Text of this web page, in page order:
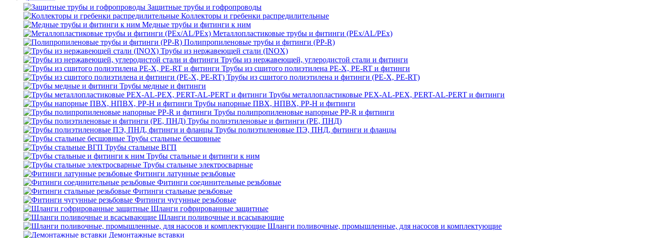
Защитные трубы и гофропроводы
Коллекторы и гребенки распредилительные
Медные трубы и фитинги к ним
Металлопластиковые трубы и фитинги (PEx/AL/PEx)
Полипропиленовые трубы и фитинги (PP-R)
Трубы из нержавеющей стали (INOX)
Трубы из нержавеющей, углеродистой стали и фитинги
Трубы из сшитого полиэтилена PE-X, PE-RT и фитинги
Трубы из сшитого полиэтилена и фитинги (PE-X, PE-RT)
Трубы медные и фитинги
Трубы металлопластиковые PEX-AL-PEX, PERT-AL-PERT и фитинги
Трубы напорные ПВХ, НПВХ, PP-H и фитинги
Трубы полипропиленовые напорные PP-R и фитинги
Трубы полиэтиленовые и фитинги (PE, ПНД)
Трубы полиэтиленовые ПЭ, ПНД, фитинги и фланцы
Трубы стальные бесшовные
Трубы стальные ВГП
Трубы стальные и фитинги к ним
Трубы стальные электросварные
Фитинги латунные резьбовые
Фитинги соединительные резьбовые
Фитинги стальные резьбовые
Фитинги чугунные резьбовые
Шланги гофрированные защитные
Шланги поливочные и всасывающие
Шланги поливочные, промышленные, для насосов и комплектующие
Демонтажные вставки